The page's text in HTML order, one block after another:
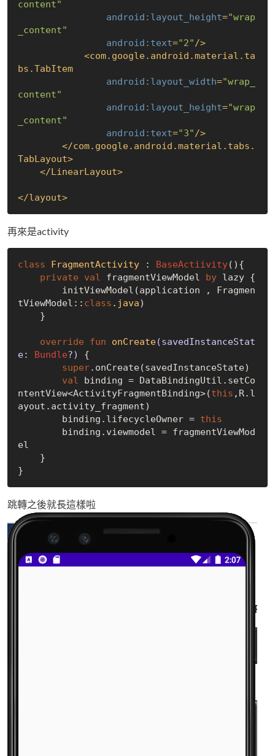
content"
android:layout_height="wrap
_content"
android:text="2"/>
<com.google.android.material.ta
bs.TabItem
android:layout_width="wrap_
content"
android:layout_height="wrap
_content"
android:text="3"/>
</com.google.android.material.tabs.
TabLayout>
</LinearLayout>
</layout>
再來是activity
class FragmentActivity : BaseActiivity(){
private
val fragmentViewModel by lazy {
tViewModel:: class . java)
override fun onCreate(savedInstanceStat
e: Bundle?)
{
super.onCreate(savedInstanceState)
val binding = DataBindingUtil.setCo
ntentView<ActivityFragmentBinding>(this ,R.l
ayout.activity_fragment)
        binding.lifecycleOwner =
this
el
跳轉之後就長這樣啦